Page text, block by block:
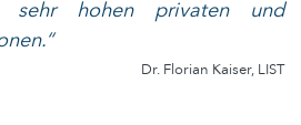
hohen privaten und
Dr. Florian Kaiser, LIST